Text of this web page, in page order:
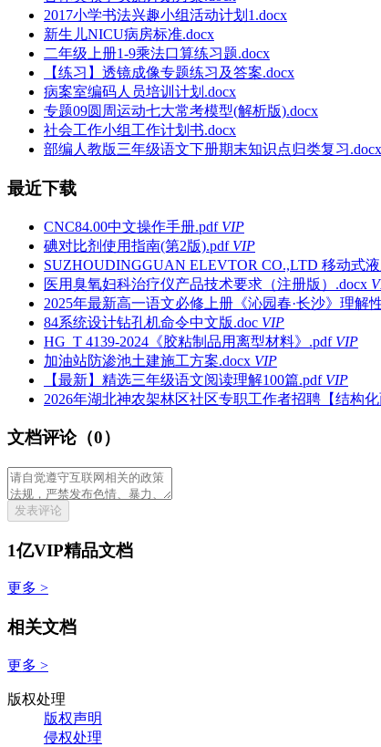
2017小学书法兴趣小组活动计划1.docx
新生儿NICU病房标准.docx
二年级上册1-9乘法口算练习题.docx
【练习】透镜成像专题练习及答案.docx
病案室编码人员培训计划.docx
专题09圆周运动七大常考模型(解析版).docx
社会工作小组工作计划书.docx
部编人教版三年级语文下册期末知识点归类复习.docx
最近下载
CNC84.00中文操作手册.pdf VIP
碘对比剂使用指南(第2版).pdf VIP
SUZHOUDINGGUAN ELEVTOR CO.,LTD 移动式
医用臭氧妇科治疗仪产品技术要求（注册版）.docx
2025年最新高一语文必修上册《沁园春·长沙》理解
84系统设计钻孔机命令中文版.doc VIP
HG_T 4139-2024《胶粘制品用离型材料》.pdf VIP
加油站防渗池土建施工方案.docx VIP
【最新】精选三年级语文阅读理解100篇.pdf VIP
2026年湖北神农架林区社区专职工作者招聘【结构
文档评论（0）
发表评论
1亿VIP精品文档
更多 >
相关文档
更多 >
版权处理
版权声明
侵权处理